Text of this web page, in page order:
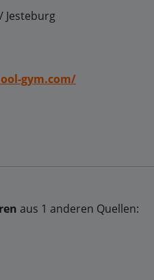
Jesteburg
gym.com/
aus 1 anderen Quellen: